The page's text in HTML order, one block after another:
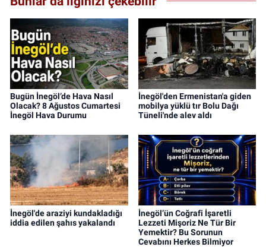
Bugün İnegöl’de Hava Nasıl
Olacak? 8 Ağustos Cumartesi
İnegöl Hava Durumu
İnegöl'den Ermenistan'a giden
mobilya yüklü tır Bolu Dağı
Tüneli'nde alev aldı
İnegöl'de araziyi kundakladığı
iddia edilen şahıs yakalandı
İnegöl’ün Coğrafi İşaretli
Lezzeti Mişoriz Ne Tür Bir
Yemektir? Bu Sorunun
Cevabını Herkes Bilmiyor